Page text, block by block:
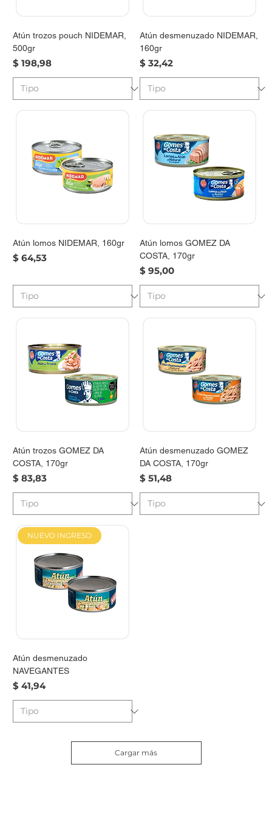
Atún trozos pouch NIDEMAR,
500gr
Precio
$ 198,98
Atún desmenuzado NIDEMAR,
160gr
Precio
$ 32,42
Atún lomos NIDEMAR, 160gr
Precio
$ 64,53
Atún lomos GOMEZ DA
COSTA, 170gr
Precio
$ 95,00
Atún trozos GOMEZ DA
COSTA, 170gr
Precio
$ 83,83
Atún desmenuzado GOMEZ
DA COSTA, 170gr
Precio
$ 51,48
NUEVO INGRESO
Atún desmenuzado
NAVEGANTES
Precio
$ 41,94
Cargar más